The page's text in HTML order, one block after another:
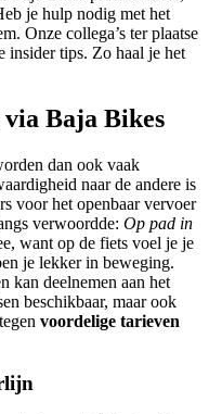
je hulp nodig met het
Onze collega’s ter plaatse
insider tips. Zo haal je het
Baja Bikes
dan ook vaak
naar de andere is
voor het openbaar vervoer
verwoordde: Op pad in
want op de fiets voel je je
je lekker in beweging.
kan deelnemen aan het
beschikbaar, maar ook
voordelige tarieven